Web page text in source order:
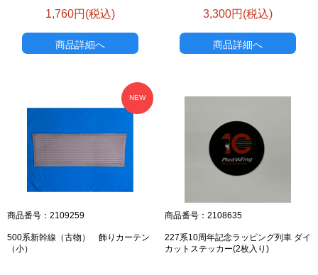
1,760円(税込)
商品詳細へ
3,300円(税込)
商品詳細へ
NEW
商品番号：2109259
500系新幹線（古物） 飾りカーテン
（小）
商品番号：2108635
227系10周年記念ラッピング列車 ダイ
カットステッカー(2枚入り)